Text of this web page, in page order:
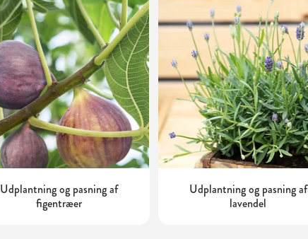
Udplantning og pasning af
figentræer
Udplantning og pasning af
lavendel